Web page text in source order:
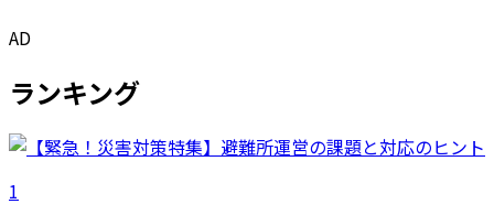
AD
ランキング
1